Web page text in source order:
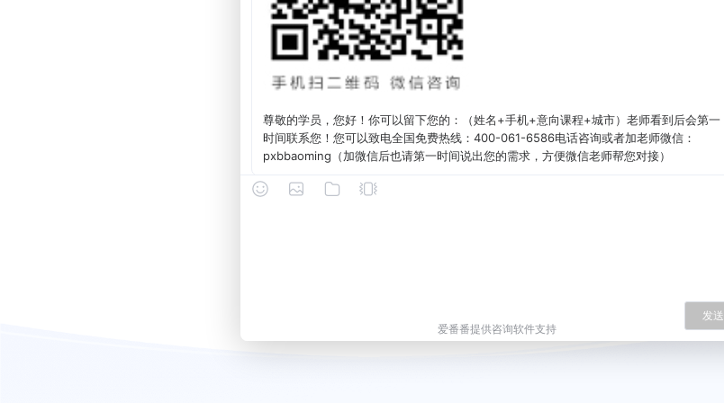
尊敬的学员，您好！你可以留下您的：（姓名+手机+意向课程+城市）老师看到后会第一
时间联系您！您可以致电全国免费热线：400-061-6586电话咨询或者加老师微信：
pxbbaoming（加微信后也请第一时间说出您的需求，方便微信老师帮您对接）
发送